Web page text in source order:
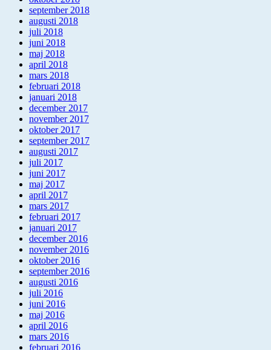
september 2018
augusti 2018
juli 2018
juni 2018
maj 2018
april 2018
mars 2018
februari 2018
januari 2018
december 2017
november 2017
oktober 2017
september 2017
augusti 2017
juli 2017
juni 2017
maj 2017
april 2017
mars 2017
februari 2017
januari 2017
december 2016
november 2016
oktober 2016
september 2016
augusti 2016
juli 2016
juni 2016
maj 2016
april 2016
mars 2016
februari 2016